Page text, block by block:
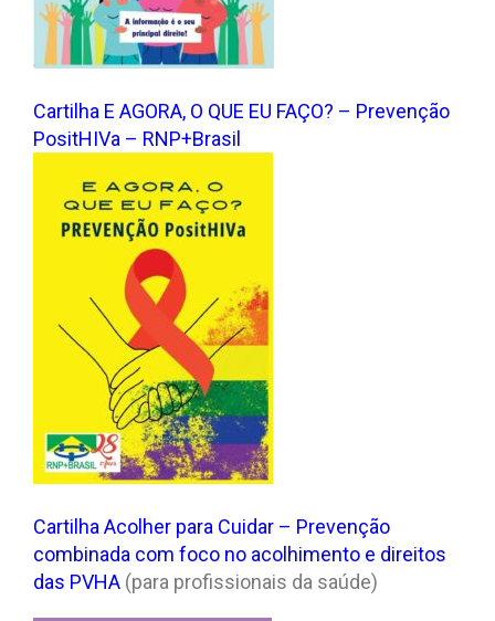
Cartilha E AGORA, O QUE EU FAÇO? – Prevenção
PositHIVa – RNP+Brasil
Cartilha Acolher para Cuidar – Prevenção
combinada com foco no acolhimento e direitos
das PVHA (para profissionais da saúde)